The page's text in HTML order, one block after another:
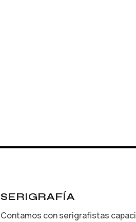
SERIGRAFÍA
Contamos con serigrafistas